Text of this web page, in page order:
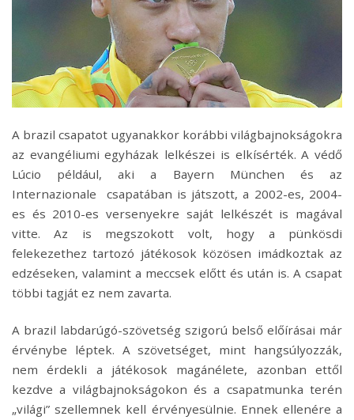
A brazil csapatot ugyanakkor korábbi világbajnokságokra
az evangéliumi egyházak lelkészei is elkísérték. A védő
Lúcio például, aki a Bayern München és az
Internazionale csapatában is játszott, a 2002-es, 2004-
es és 2010-es versenyekre saját lelkészét is magával
vitte. Az is megszokott volt, hogy a pünkösdi
felekezethez tartozó játékosok közösen imádkoztak az
edzéseken, valamint a meccsek előtt és után is. A csapat
többi tagját ez nem zavarta.
A brazil labdarúgó-szövetség szigorú belső előírásai már
érvénybe léptek. A szövetséget, mint hangsúlyozzák,
nem érdekli a játékosok magánélete, azonban ettől
kezdve a világbajnokságokon és a csapatmunka terén
„világi” szellemnek kell érvényesülnie. Ennek ellenére a